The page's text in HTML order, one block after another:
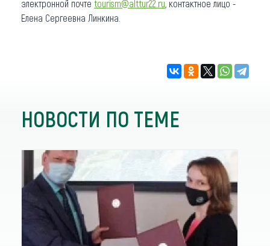
электронной почте tourism@alttur22.ru , контактное лицо -
Елена Сергеевна Линкина.
НОВОСТИ ПО ТЕМЕ